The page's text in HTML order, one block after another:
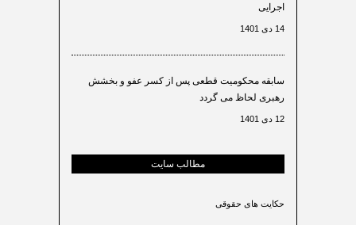
اجرایی
14 دی 1401
سابقه محکومیت قطعی پس از کسر عفو و بخشش
رهبری لحاظ می گردد
12 دی 1401
مطالب سایت
حکایت های حقوقی